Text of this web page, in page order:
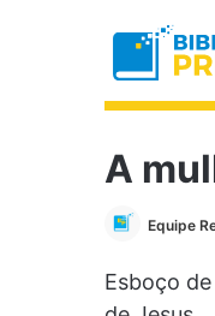
A
Equipe
Esboço